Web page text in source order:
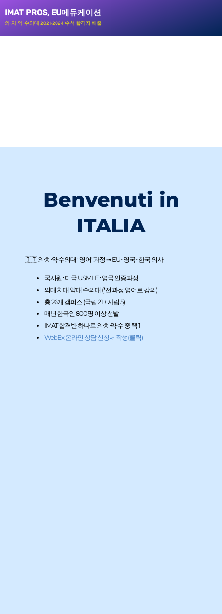
콘
텐
츠
IMAT PROS, EU메듀케이션
의∙치∙약∙수의대 2021-2024 수석 합격자 배출
Benvenuti in
ITALIA
🇮🇹 의∙치∙약∙수의대 “영어”과정 ➟ EU･영국･한국 의사
국시원･미국 USMLE･영국 인증과정
의대∙치대∙약대∙수의대 (*전 과정 영어로 강의)
총 26개 캠퍼스 (국립 21 + 사립 5)
매년 한국인 800명 이상 선발
IMAT 합격반 하나로 의∙치∙약∙수 중 택 1
WebEx 온라인 상담 신청서 작성(클릭)